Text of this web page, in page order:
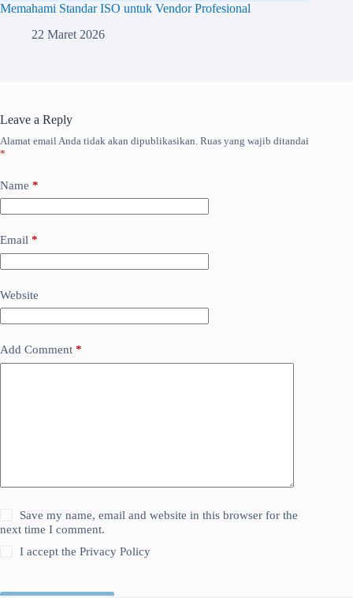
Memahami Standar ISO untuk Vendor Profesional
22 Maret 2026
Leave a Reply
Alamat email Anda tidak akan dipublikasikan. Ruas yang wajib ditandai
*
Name *
Email *
Website
Add Comment *
Save my name, email and website in this browser for the
next time I comment.
I accept thePrivacy Policy